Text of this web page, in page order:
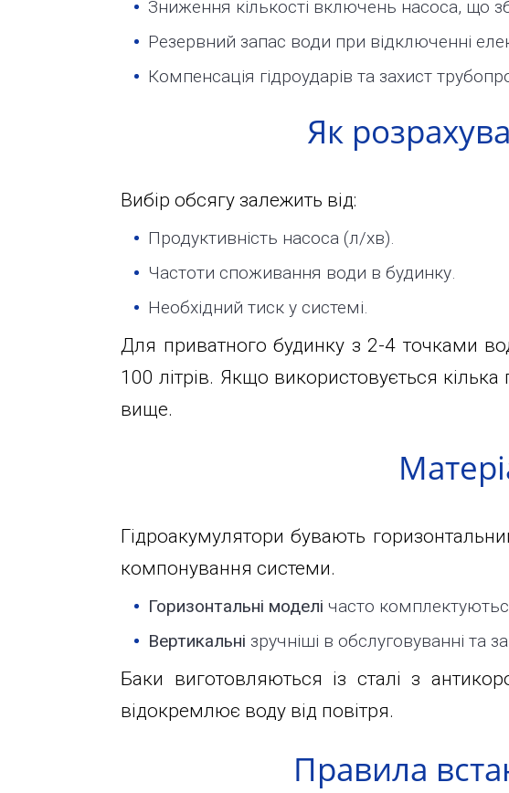
Розрахунок
Новини
Статті
гіпермаркету
info@1kbk.com.ua
Зниження кількості включень насоса, що
Резервний запас води при відключенні
Компенсація гідроударів та захист
Як
Вибір обсягу залежить від:
Продуктивність насоса (л/хв).
Частоти споживання води в будинку.
Необхідний тиск у системі.
Для приватного будинку з 2-4 точками
100 літрів. Якщо використовується
вище.
Гідроакумулятори бувають
компонування системи.
Горизонтальні моделі часто
Вертикальні зручніші в обслуговуванні
Баки виготовляються із сталі з
відокремлює воду від повітря.
Правила